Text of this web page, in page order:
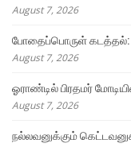
August 7, 2026
போதைப்பொருள் கடத்தல்:
August 7, 2026
ஓராண்டில் பிரதமர்
August 7, 2026
நல்லவனுக்கும்